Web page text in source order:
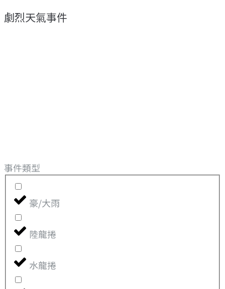
劇烈天氣事件
事件類型
豪/大雨
陸龍捲
水龍捲